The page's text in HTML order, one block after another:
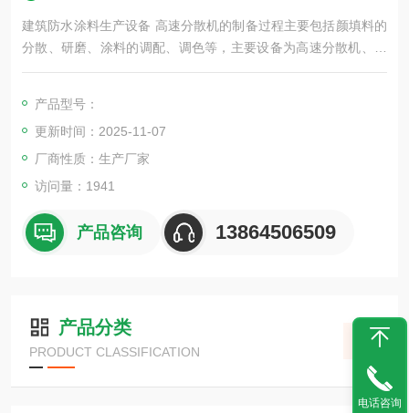
建筑防水涂料生产设备 高速分散机的制备过程主要包括颜填料的
分散、研磨、涂料的调配、调色等，主要设备为高速分散机、三
辊研磨机和胶体磨等。
产品型号：
更新时间：2025-11-07
厂商性质：生产厂家
访问量：1941
产品咨询 13864506509
产品分类
PRODUCT CLASSIFICATION
电话咨询